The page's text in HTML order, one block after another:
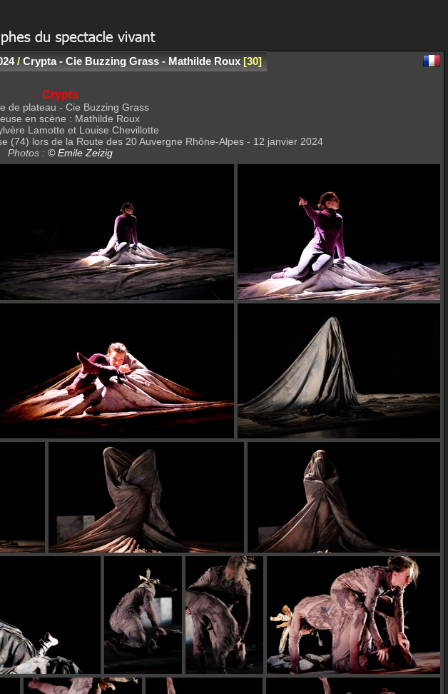
/ Crypta - Cie Buzzing Grass - Mathilde Roux 30
Crypta
de plateau - Cie Buzzing Grass
en scène : Mathilde Roux
Lamotte et Louise Chevillotte
(74) lors de la Route des 20 Auvergne Rhône-Alpes - 12 janvier 2024
Photos : © Emile Zeizig